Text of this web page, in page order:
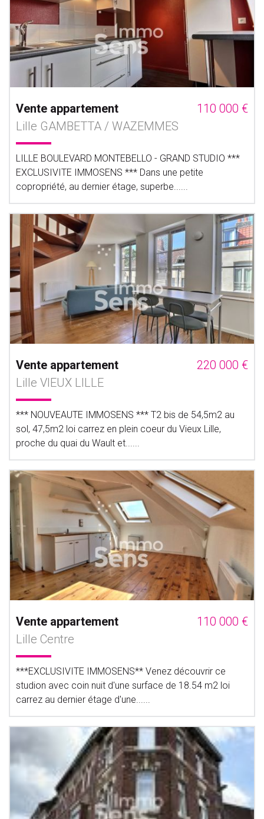
Vente appartement
110 000 €
Lille GAMBETTA / WAZEMMES
LILLE BOULEVARD MONTEBELLO - GRAND STUDIO ***
EXCLUSIVITE IMMOSENS *** Dans une petite
copropriété, au dernier étage, superbe......
Vente appartement
220 000 €
Lille VIEUX LILLE
*** NOUVEAUTE IMMOSENS *** T2 bis de 54,5m2 au
sol, 47,5m2 loi carrez en plein coeur du Vieux Lille,
proche du quai du Wault et......
Vente appartement
110 000 €
Lille Centre
***EXCLUSIVITE IMMOSENS** Venez découvrir ce
studion avec coin nuit d'une surface de 18.54 m2 loi
carrez au dernier étage d'une......